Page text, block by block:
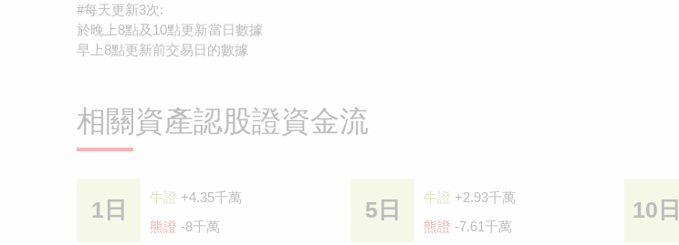
#每天更新3次:
於晚上8點及10點更新當日數據
早上8點更新前交易日的數據
相關資產認股證資金流
1日 牛證 +4.35千萬
熊證 -8千萬
5日 牛證 +2.93千萬
熊證 -7.61千萬
10日